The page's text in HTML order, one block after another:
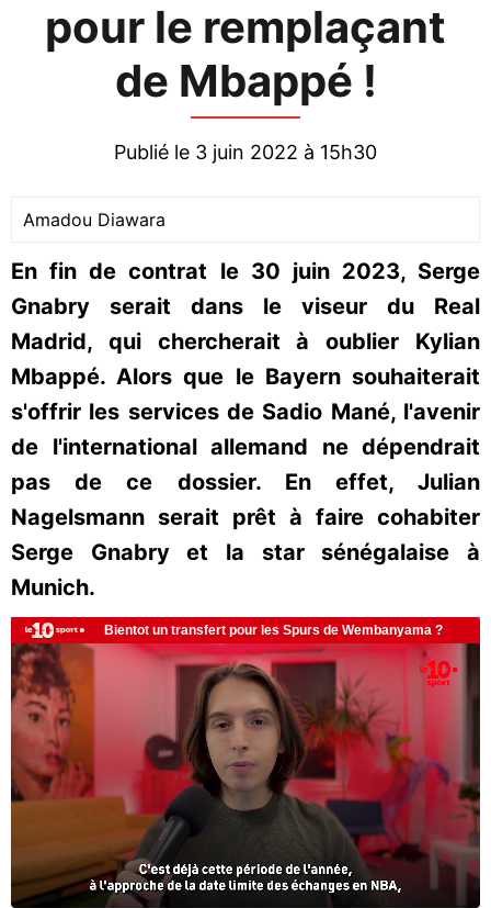
pour le remplaçant
de Mbappé !
Publié le 3 juin 2022 à 15h30
Amadou Diawara
En fin de contrat le 30 juin 2023, Serge
Gnabry serait dans le viseur du Real
Madrid, qui chercherait à oublier Kylian
Mbappé. Alors que le Bayern souhaiterait
s'offrir les services de Sadio Mané, l'avenir
de l'international allemand ne dépendrait
pas de ce dossier. En effet, Julian
Nagelsmann serait prêt à faire cohabiter
Serge Gnabry et la star sénégalaise à
Munich.